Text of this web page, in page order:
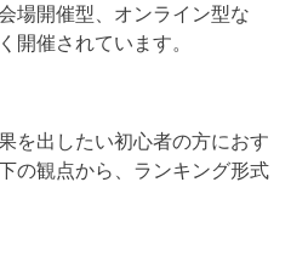
場開催型、オンライン型な
開催されています。
を出したい初心者の方におす
の観点から、ランキング形式